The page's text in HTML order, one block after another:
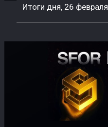
Итоги дня, 26 февраля